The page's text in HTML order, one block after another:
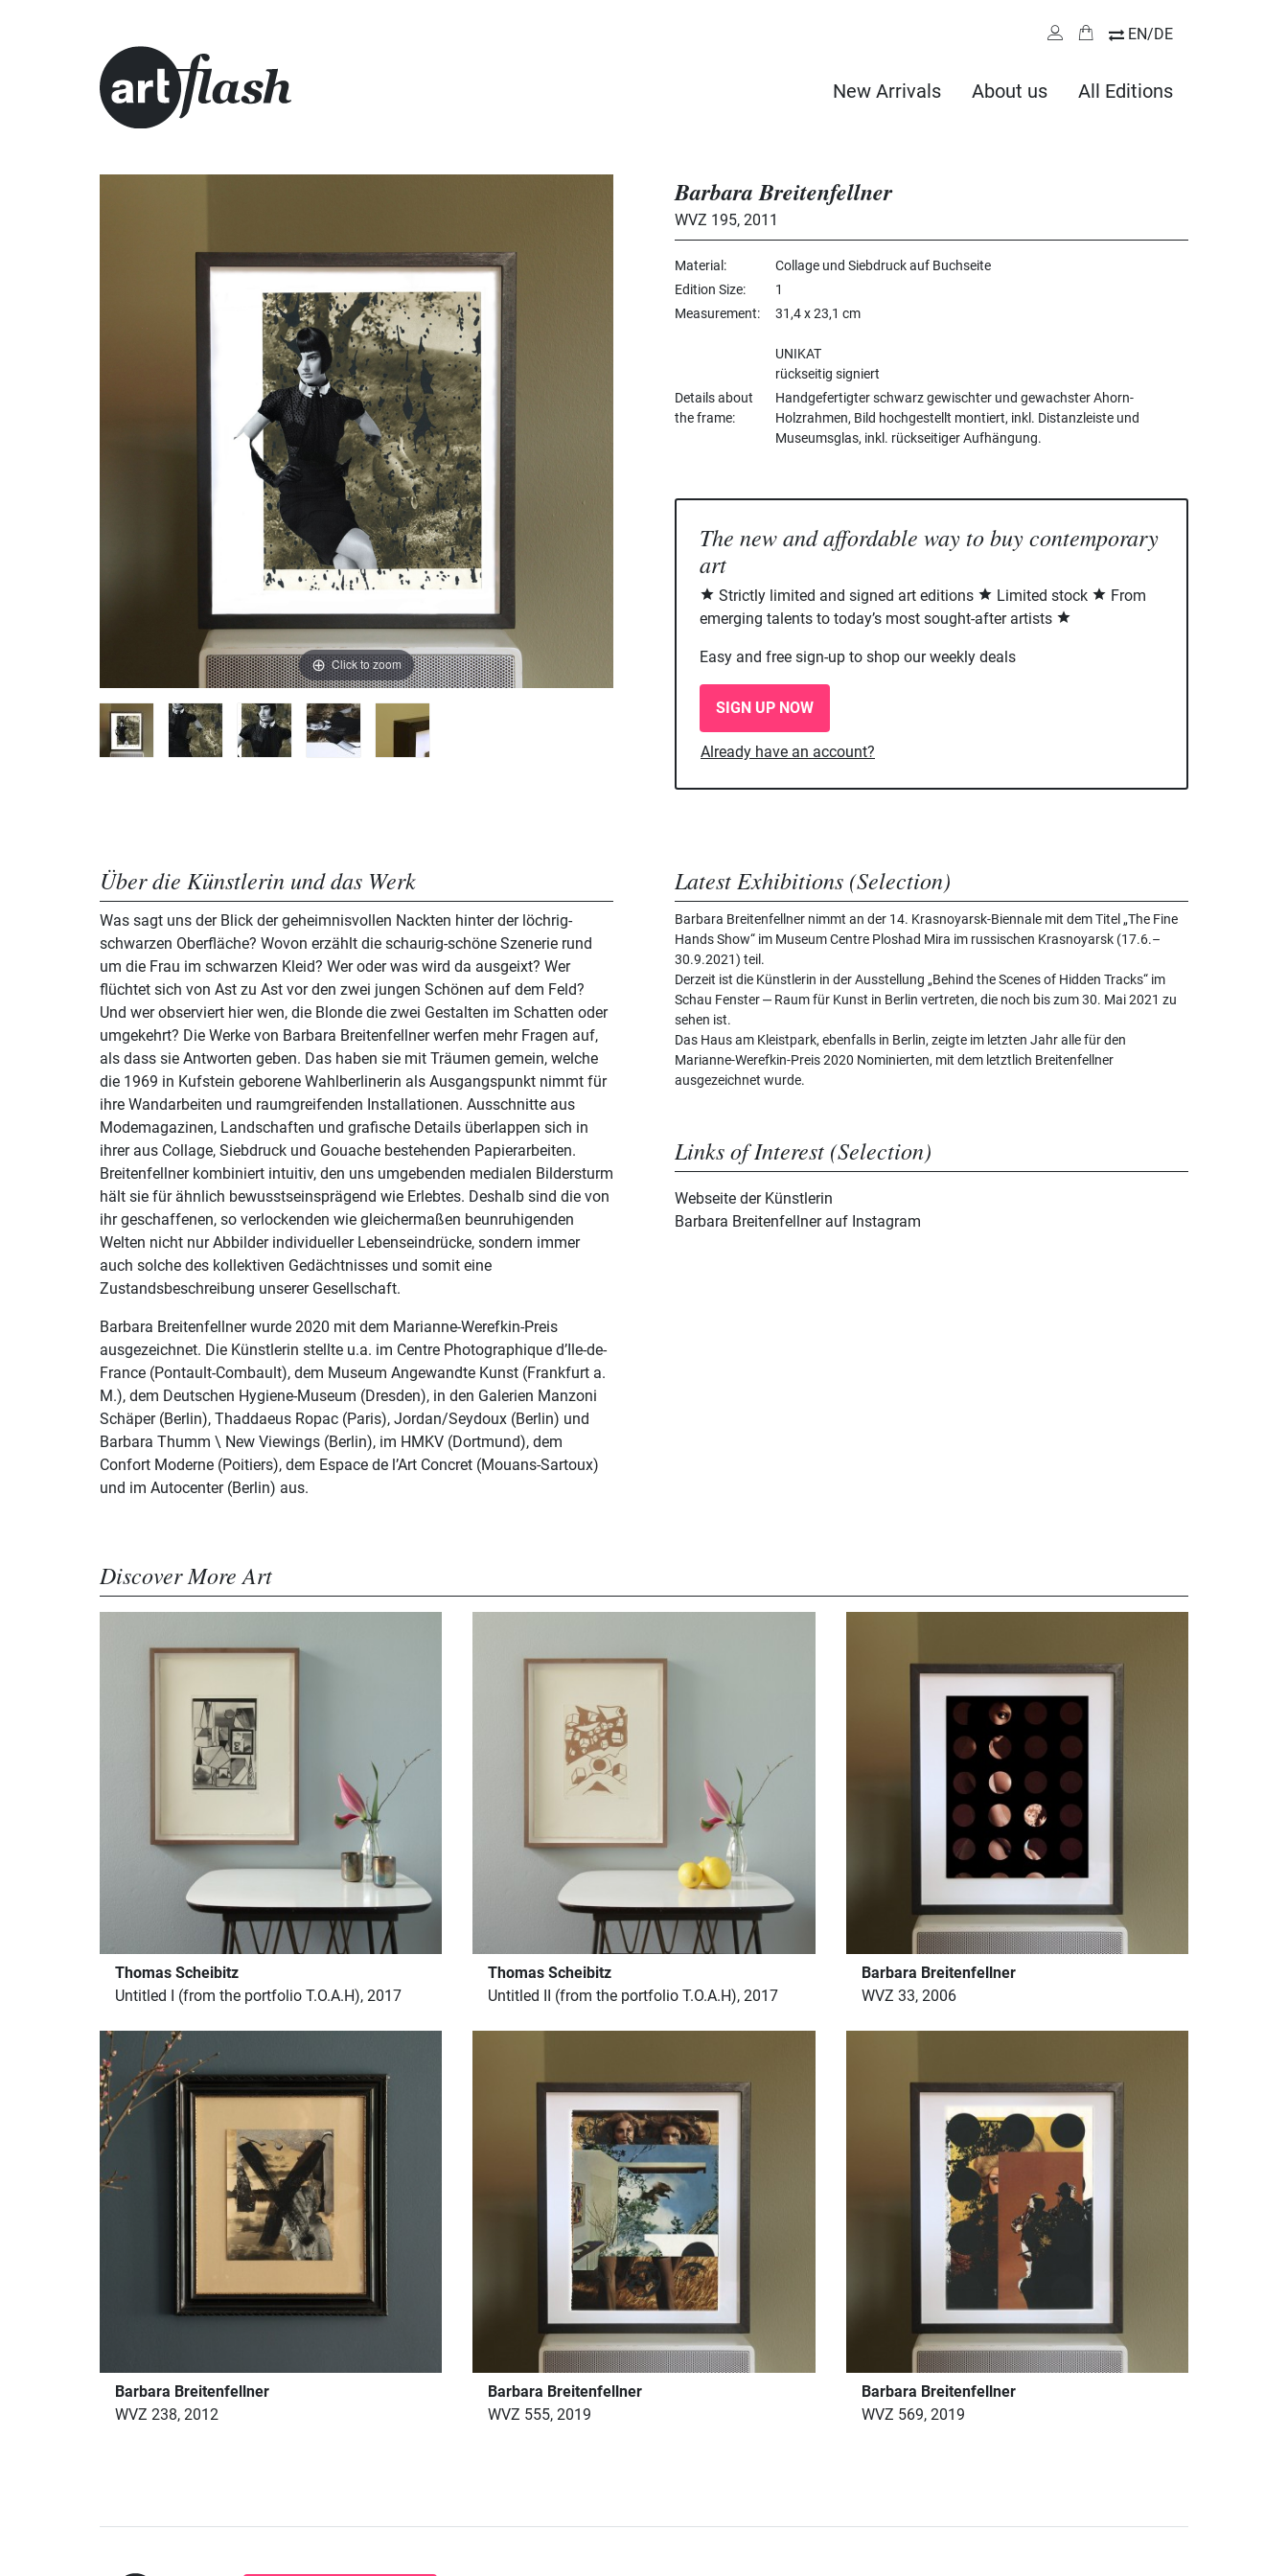
EN/DE
New Arrivals About us All Editions
Click to zoom
Barbara Breitenfellner
WVZ 195, 2011
Material
Collage und Siebdruck auf Buchseite
Edition Size
1
Measurement
31,4 x 23,1 cm
UNIKAT
rückseitig signiert
Details about
the frame
Handgefertigter schwarz gewischter und gewachster Ahorn-
Holzrahmen, Bild hochgestellt montiert, inkl. Distanzleiste und
Museumsglas, inkl. rückseitiger Aufhängung.
The new and affordable way to buy contemporary
art
Strictly limited and signed art editions Limited stock
From
emerging talents to today’s most sought-after artists
Easy and free sign-up to shop our weekly deals
SIGN UP NOW
Already have an account?
Über die Künstlerin und das Werk
Was sagt uns der Blick der geheimnisvollen Nackten hinter der löchrig-
schwarzen Oberfläche? Wovon erzählt die schaurig-schöne Szenerie rund
um die Frau im schwarzen Kleid? Wer oder was wird da ausgeixt? Wer
flüchtet sich von Ast zu Ast vor den zwei jungen Schönen auf dem Feld?
Und wer observiert hier wen, die Blonde die zwei Gestalten im Schatten oder
umgekehrt? Die Werke von Barbara Breitenfellner werfen mehr Fragen auf,
als dass sie Antworten geben. Das haben sie mit Träumen gemein, welche
die 1969 in Kufstein geborene Wahlberlinerin als Ausgangspunkt nimmt für
ihre Wandarbeiten und raumgreifenden Installationen. Ausschnitte aus
Modemagazinen, Landschaften und grafische Details überlappen sich in
ihrer aus Collage, Siebdruck und Gouache bestehenden Papierarbeiten.
Breitenfellner kombiniert intuitiv, den uns umgebenden medialen Bildersturm
hält sie für ähnlich bewusstseinsprägend wie Erlebtes. Deshalb sind die von
ihr geschaffenen, so verlockenden wie gleichermaßen beunruhigenden
Welten nicht nur Abbilder individueller Lebenseindrücke, sondern immer
auch solche des kollektiven Gedächtnisses und somit eine
Zustandsbeschreibung unserer Gesellschaft.
Barbara Breitenfellner wurde 2020 mit dem Marianne-Werefkin-Preis
ausgezeichnet. Die Künstlerin stellte u.a. im Centre Photographique d’Ile-de-
France (Pontault-Combault), dem Museum Angewandte Kunst (Frankfurt a.
M.), dem Deutschen Hygiene-Museum (Dresden), in den Galerien Manzoni
Schäper (Berlin), Thaddaeus Ropac (Paris), Jordan/Seydoux (Berlin) und
Barbara Thumm \ New Viewings (Berlin), im HMKV (Dortmund), dem
Confort Moderne (Poitiers), dem Espace de l’Art Concret (Mouans-Sartoux)
und im Autocenter (Berlin) aus.
Latest Exhibitions (Selection)
Barbara Breitenfellner nimmt an der 14. Krasnoyarsk-Biennale mit dem Titel „The Fine
Hands Show“ im Museum Centre Ploshad Mira im russischen Krasnoyarsk (17.6.–
30.9.2021) teil.
Derzeit ist die Künstlerin in der Ausstellung „Behind the Scenes of Hidden Tracks“ im
Schau Fenster ‒ Raum für Kunst in Berlin vertreten, die noch bis zum 30. Mai 2021 zu
sehen ist.
Das Haus am Kleistpark, ebenfalls in Berlin, zeigte im letzten Jahr alle für den
Marianne-Werefkin-Preis 2020 Nominierten, mit dem letztlich Breitenfellner
ausgezeichnet wurde.
Links of Interest (Selection)
Webseite der Künstlerin
Barbara Breitenfellner auf Instagram
Discover More Art
Thomas Scheibitz
Untitled I (from the portfolio T.O.A.H), 2017
Thomas Scheibitz
Untitled II (from the portfolio T.O.A.H), 2017
Barbara Breitenfellner
WVZ 33, 2006
Barbara Breitenfellner
WVZ 238, 2012
Barbara Breitenfellner
WVZ 555, 2019
Barbara Breitenfellner
WVZ 569, 2019